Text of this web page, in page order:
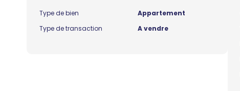
Type de bien
Appartement
Type de transaction
A vendre